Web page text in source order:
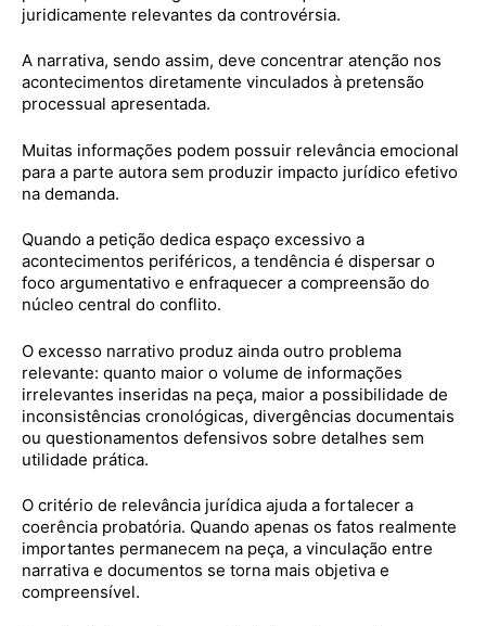
juridicamente relevantes da controvérsia.
A narrativa, sendo assim, deve concentrar atenção nos
acontecimentos diretamente vinculados à pretensão
processual apresentada.
Muitas informações podem possuir relevância emocional
para a parte autora sem produzir impacto jurídico efetivo
na demanda.
Quando a petição dedica espaço excessivo a
acontecimentos periféricos, a tendência é dispersar o
foco argumentativo e enfraquecer a compreensão do
núcleo central do conflito.
O excesso narrativo produz ainda outro problema
relevante: quanto maior o volume de informações
irrelevantes inseridas na peça, maior a possibilidade de
inconsistências cronológicas, divergências documentais
ou questionamentos defensivos sobre detalhes sem
utilidade prática.
O critério de relevância jurídica ajuda a fortalecer a
coerência probatória. Quando apenas os fatos realmente
importantes permanecem na peça, a vinculação entre
narrativa e documentos se torna mais objetiva e
compreensível.